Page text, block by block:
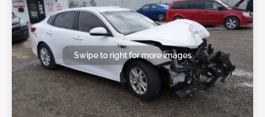
Swipe to right for more images